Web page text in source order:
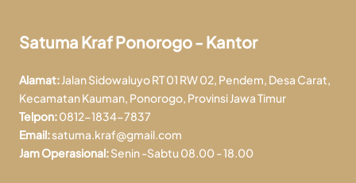
Satuma Kraf Ponorogo - Kantor
Alamat:Jalan Sidowaluyo RT 01 RW 02, Pendem, Desa Carat,
Kecamatan Kauman, Ponorogo, Provinsi Jawa Timur
Telpon:0812-1834-7837
Email:satuma.kraf@gmail.com
Jam Operasional:Senin -Sabtu 08.00 - 18.00